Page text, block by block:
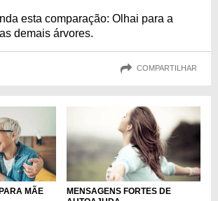
esta comparação: Olhai para a
demais árvores.
COMPARTILHAR
MÃE
MENSAGENS FORTES DE